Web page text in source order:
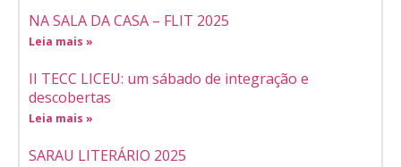
NA SALA DA CASA – FLIT 2025
Leia mais »
II TECC LICEU: um sábado de integração e
descobertas
Leia mais »
SARAU LITERÁRIO 2025